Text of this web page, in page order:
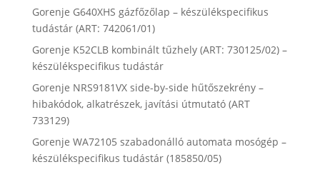
Gorenje G640XHS gázfőzőlap – készülékspecifikus
tudástár (ART: 742061/01)
Gorenje K52CLB kombinált tűzhely (ART: 730125/02) –
készülékspecifikus tudástár
Gorenje NRS9181VX side-by-side hűtőszekrény –
hibakódok, alkatrészek, javítási útmutató (ART
733129)
Gorenje WA72105 szabadonálló automata mosógép –
készülékspecifikus tudástár (185850/05)